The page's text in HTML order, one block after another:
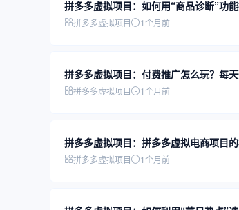
拼多多虚拟项目：如何用“商品诊断”功能
拼多多虚拟项目 1个月前
拼多多虚拟项目：付费推广怎么玩？每天
拼多多虚拟项目 1个月前
拼多多虚拟项目：拼多多虚拟电商项目的
拼多多虚拟项目 1个月前